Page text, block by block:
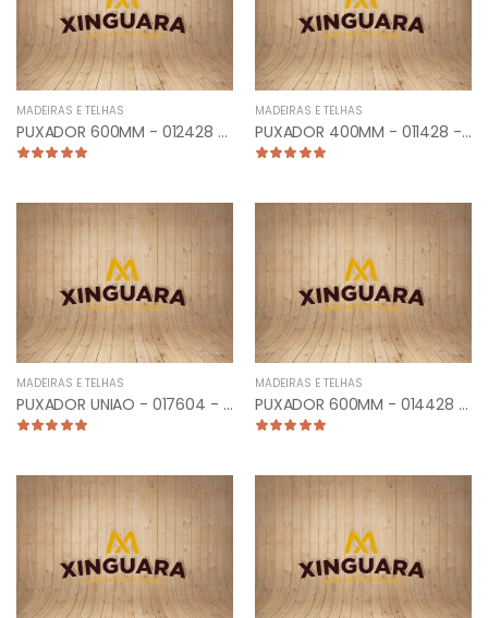
MADEIRAS E TELHAS
PUXADOR 600MM - 012428 - TUB. CURVO LATERAL ESCOVADO
MADEIRAS E TELHAS
PUXADOR 400MM - 011428 - TUBULAR RETO ESCOVADO
MADEIRAS E TELHAS
PUXADOR UNIAO - 017604 - CLASSIC 15CM CROMADO
MADEIRAS E TELHAS
PUXADOR 600MM - 014428 - TUBULAR RETO ESCOVADO